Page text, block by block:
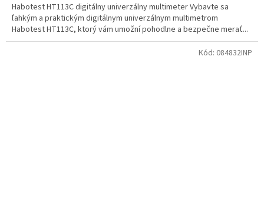
Habotest HT113C digitálny univerzálny multimeter Vybavte sa
ľahkým a praktickým digitálnym univerzálnym multimetrom
Habotest HT113C, ktorý vám umožní pohodlne a bezpečne merať...
Kód: 084832INP